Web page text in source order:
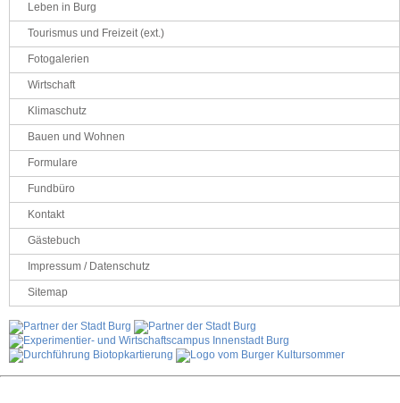
Leben in Burg
Tourismus und Freizeit (ext.)
Fotogalerien
Wirtschaft
Klimaschutz
Bauen und Wohnen
Formulare
Fundbüro
Kontakt
Gästebuch
Impressum / Datenschutz
Sitemap